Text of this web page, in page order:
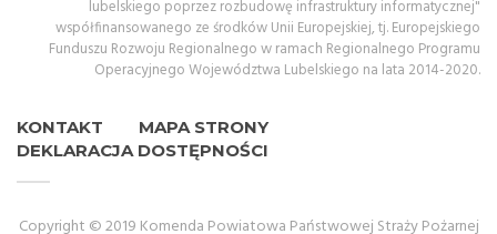
KONTAKT
MAPA STRONY
DEKLARACJA DOSTĘPNOŚCI
Copyright © 2019 Komenda Powiatowa Państwowej Straży Pożarnej
lubelskiego poprzez rozbudowę infrastruktury informatycznej"
współfinansowanego ze środków Unii Europejskiej, tj. Europejskiego
Funduszu Rozwoju Regionalnego w ramach Regionalnego Programu
Operacyjnego Województwa Lubelskiego na lata 2014-2020.